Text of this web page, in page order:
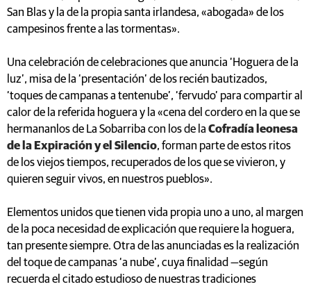
San Blas y la de la propia santa irlandesa, «abogada» de los
campesinos frente a las tormentas».
Una celebración de celebraciones que anuncia ‘Hoguera de la
luz’, misa de la ‘presentación’ de los recién bautizados,
‘toques de campanas a tentenube’, ‘fervudo’ para compartir al
calor de la referida hoguera y la «cena del cordero en la que se
hermananlos de La Sobarriba con los de la Cofradía leonesa
de la Expiración y el Silencio, forman parte de estos ritos
de los viejos tiempos, recuperados de los que se vivieron, y
quieren seguir vivos, en nuestros pueblos».
Elementos unidos que tienen vida propia uno a uno, al margen
de la poca necesidad de explicación que requiere la hoguera,
tan presente siempre. Otra de las anunciadas es la realización
del toque de campanas ‘a nube’, cuya finalidad —según
recuerda el citado estudioso de nuestras tradiciones